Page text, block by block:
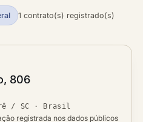
1 contrato(s) registrado(s)
806
/ SC · Brasil
no mapa
registrada nos dados públicos